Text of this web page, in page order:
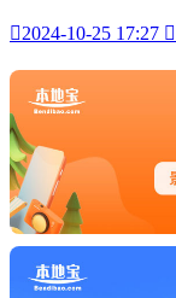
2024-10-25 17:27 